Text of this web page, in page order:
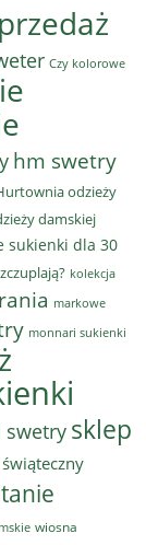
Czy kolorowe
hm swetry
odzieży
damskiej
sukienki dla 30
kolekcja
markowe
monnari sukienki
swetry sklep
tanie
wiosna